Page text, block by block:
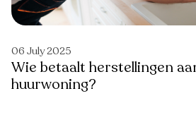
06 July 2025
Wie betaalt herstellingen
huurwoning?